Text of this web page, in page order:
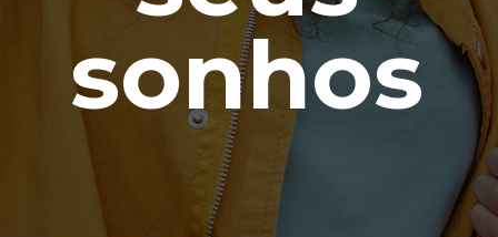
sonhos